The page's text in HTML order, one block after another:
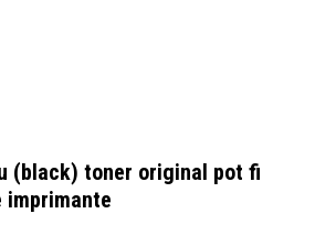
(black) toner original pot fi